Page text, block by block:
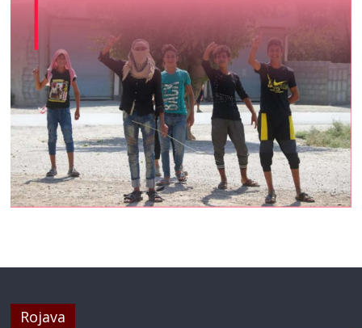
Rojava